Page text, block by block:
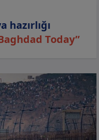
hazırlığı
Today”